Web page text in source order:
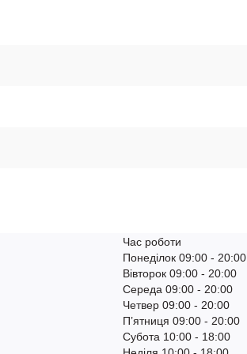
Час роботи
Понеділок 09:00 - 20:00
Вівторок 09:00 - 20:00
Середа 09:00 - 20:00
Четвер 09:00 - 20:00
П’ятниця 09:00 - 20:00
Субота 10:00 - 18:00